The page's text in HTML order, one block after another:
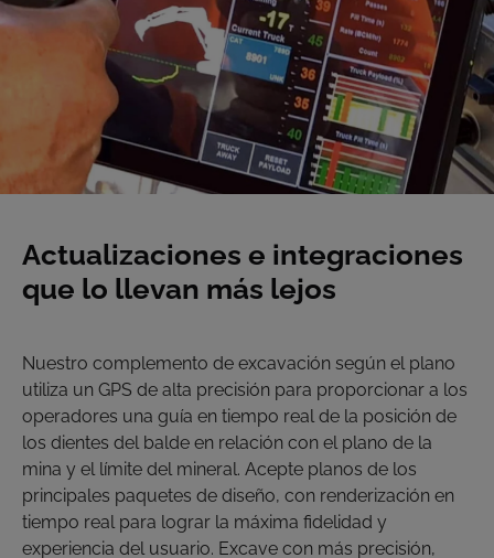
Actualizaciones e integraciones
que lo llevan más lejos
Nuestro complemento de excavación según el plano
utiliza un GPS de alta precisión para proporcionar a los
operadores una guía en tiempo real de la posición de
los dientes del balde en relación con el plano de la
mina y el límite del mineral. Acepte planos de los
principales paquetes de diseño, con renderización en
tiempo real para lograr la máxima fidelidad y
experiencia del usuario. Excave con más precisión,